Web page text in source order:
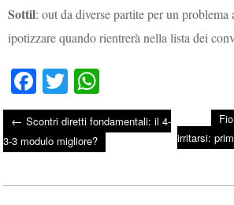
Sottil: out da diverse partite per un
ipotizzare quando rientrerà nella lista dei
Fa
ce
bo
ok
T
wi
tte
r
ha
ts
A
pp
Post navigation
← Scontri diretti fondamentali: il 4-
3-3 modulo migliore?
irritarsi: